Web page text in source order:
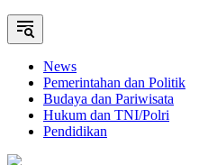
News
Pemerintahan dan Politik
Budaya dan Pariwisata
Hukum dan TNI/Polri
Pendidikan